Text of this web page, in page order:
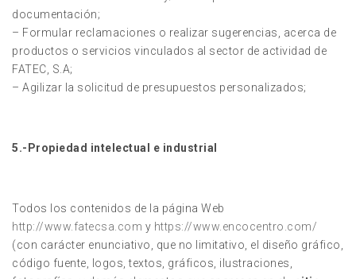
documentación;
– Formular reclamaciones o realizar sugerencias, acerca de
productos o servicios vinculados al sector de actividad de
FATEC, S.A;
– Agilizar la solicitud de presupuestos personalizados;
5.-Propiedad intelectual e industrial
Todos los contenidos de la página Web
http://www.fatecsa.com y https://www.encocentro.com/
(con carácter enunciativo, que no limitativo, el diseño gráfico,
código fuente, logos, textos, gráficos, ilustraciones,